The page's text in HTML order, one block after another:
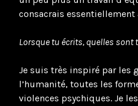
consacrais
Lorsque tu écrits, quelles sont
Je suis très inspiré par les
l’humanité, toutes les
violences psychiques. Je